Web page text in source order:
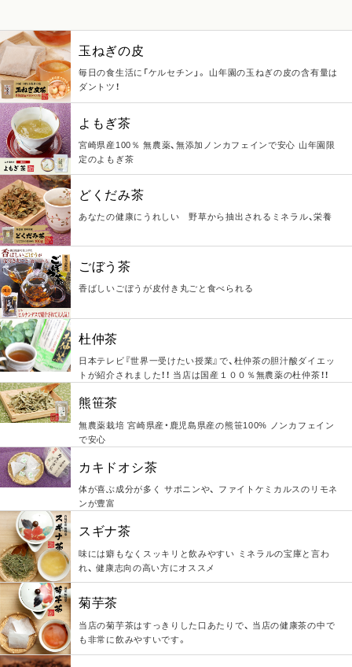
玉ねぎの皮
毎日の食生活に「ケルセチン」。 山年園の玉ねぎの皮の含有量は
ダントツ！
よもぎ茶
宮崎県産100％ 無農薬、無添加ノンカフェインで安心 山年園限
定のよもぎ茶
どくだみ茶
あなたの健康にうれしい 野草から抽出されるミネラル、栄養
ごぼう茶
香ばしいごぼうが皮付き丸ごと食べられる
杜仲茶
日本テレビ『世界一受けたい授業』で、杜仲茶の胆汁酸ダイエッ
トが紹介されました！！ 当店は国産１００％無農薬の杜仲茶！！
熊笹茶
無農薬栽培 宮崎県産・鹿児島県産の熊笹100% ノンカフェイン
で安心
カキドオシ茶
体が喜ぶ成分が多く サポニンや、 ファイトケミカルスのリモネ
ンが豊富
スギナ茶
味には癖もなくスッキリと飲みやすい ミネラルの宝庫と言わ
れ、 健康志向の高い方にオススメ
菊芋茶
当店の菊芋茶はすっきりした口あたりで、 当店の健康茶の中で
も非常に飲みやすいです。